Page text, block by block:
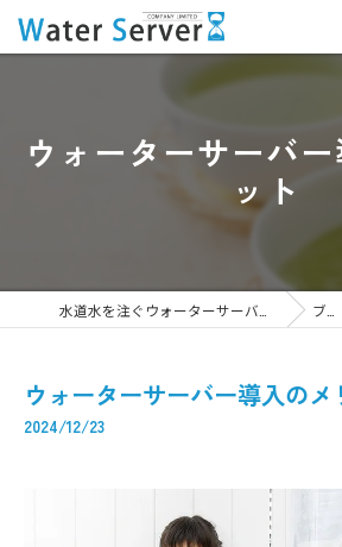
ウォーターサーバ
ット
ブログ
ウォーターサーバー導入のメ
2024/12/23